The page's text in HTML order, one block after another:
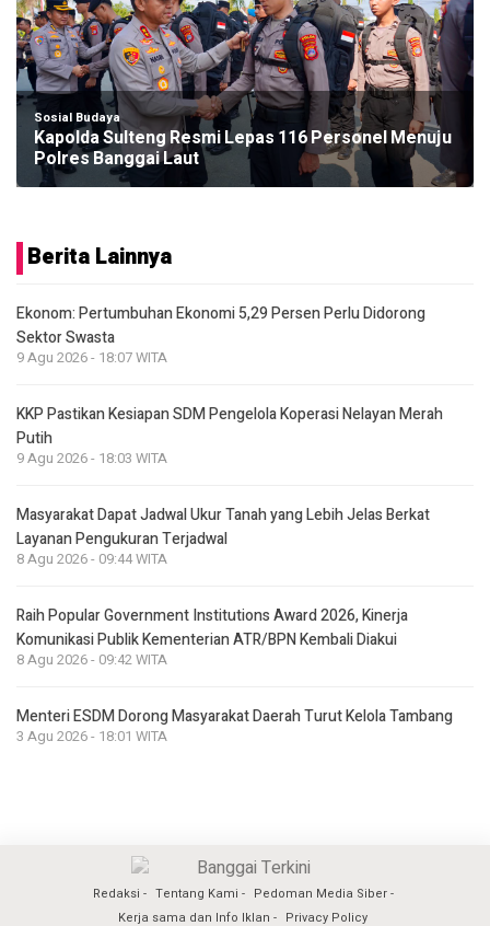
Sosial Budaya
Kapolda Sulteng Resmi Lepas 116 Personel Menuju
Polres Banggai Laut
Berita Lainnya
Ekonom: Pertumbuhan Ekonomi 5,29 Persen Perlu Didorong
Sektor Swasta
9 Agu 2026 - 18:07 WITA
KKP Pastikan Kesiapan SDM Pengelola Koperasi Nelayan Merah
Putih
9 Agu 2026 - 18:03 WITA
Masyarakat Dapat Jadwal Ukur Tanah yang Lebih Jelas Berkat
Layanan Pengukuran Terjadwal
8 Agu 2026 - 09:44 WITA
Raih Popular Government Institutions Award 2026, Kinerja
Komunikasi Publik Kementerian ATR/BPN Kembali Diakui
8 Agu 2026 - 09:42 WITA
Menteri ESDM Dorong Masyarakat Daerah Turut Kelola Tambang
3 Agu 2026 - 18:01 WITA
Redaksi Tentang Kami
Pedoman Media Siber
Kerja sama dan Info Iklan
Privacy Policy